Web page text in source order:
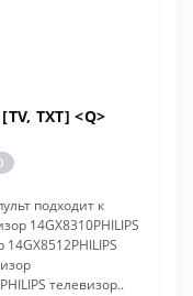
TXT] <Q>
подходит к
14GX8310PHILIPS
телевизор..